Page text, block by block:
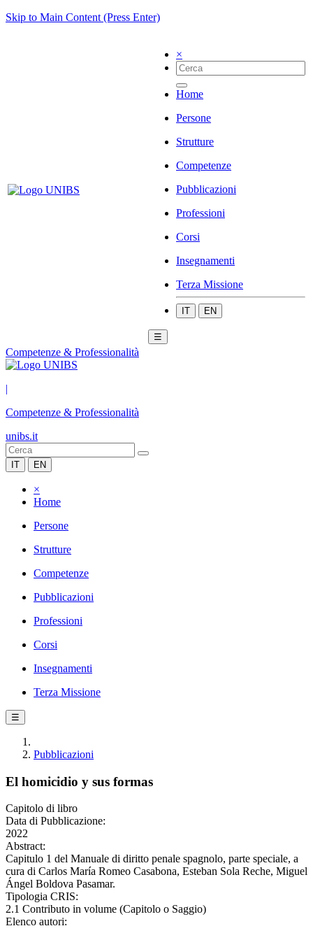
Skip to Main Content (Press Enter)
×
Home
Persone
Strutture
Competenze
Pubblicazioni
Professioni
Corsi
Insegnamenti
Terza Missione
IT EN
☰
Competenze & Professionalità
|
Competenze & Professionalità
unibs.it
IT EN
×
Home
Persone
Strutture
Competenze
Pubblicazioni
Professioni
Corsi
Insegnamenti
Terza Missione
☰
Pubblicazioni
El homicidio y sus formas
Capitolo di libro
Data di Pubblicazione:
2022
Abstract:
Capitulo 1 del Manuale di diritto penale spagnolo, parte speciale, a
cura di Carlos María Romeo Casabona, Esteban Sola Reche, Miguel
Ángel Boldova Pasamar.
Tipologia CRIS:
2.1 Contributo in volume (Capitolo o Saggio)
Elenco autori: